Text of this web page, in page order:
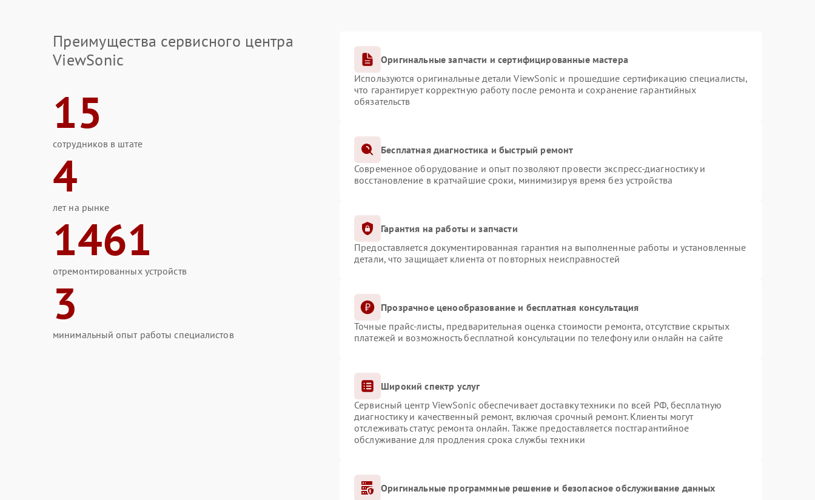
Преимущества сервисного центра
ViewSonic
15
сотрудников в штате
4
лет на рынке
1461
отремонтированных устройств
3
минимальный опыт работы специалистов
Оригинальные запчасти и сертифицированные мастера
Используются оригинальные детали ViewSonic и прошедшие сертификацию специалисты,
что гарантирует корректную работу после ремонта и сохранение гарантийных
обязательств
Бесплатная диагностика и быстрый ремонт
Современное оборудование и опыт позволяют провести экспресс-диагностику и
восстановление в кратчайшие сроки, минимизируя время без устройства
Гарантия на работы и запчасти
Предоставляется документированная гарантия на выполненные работы и установленные
детали, что защищает клиента от повторных неисправностей
Прозрачное ценообразование и бесплатная консультация
Точные прайс-листы, предварительная оценка стоимости ремонта, отсутствие скрытых
платежей и возможность бесплатной консультации по телефону или онлайн на сайте
Широкий спектр услуг
Сервисный центр ViewSonic обеспечивает доставку техники по всей РФ, бесплатную
диагностику и качественный ремонт, включая срочный ремонт. Клиенты могут
отслеживать статус ремонта онлайн. Также предоставляется постгарантийное
обслуживание для продления срока службы техники
Оригинальные программные решение и безопасное обслуживание данных